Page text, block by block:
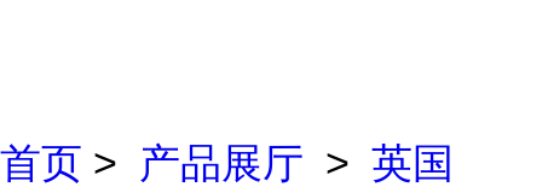
首页 > 产品展厅 > 英国